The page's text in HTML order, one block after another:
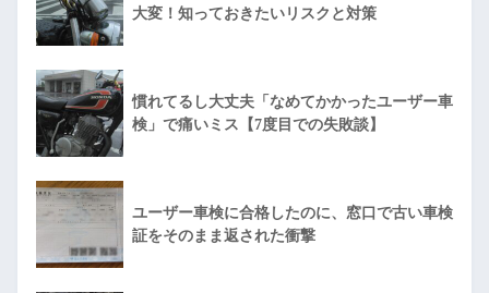
大変！知っておきたいリスクと対策
慣れてるし大丈夫「なめてかかったユーザー車
検」で痛いミス【7度目での失敗談】
ユーザー車検に合格したのに、窓口で古い車検
証をそのまま返された衝撃